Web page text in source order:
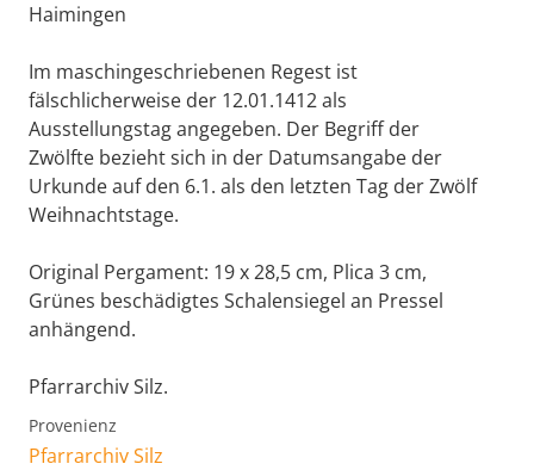
Haimingen
Im maschingeschriebenen Regest ist
fälschlicherweise der 12.01.1412 als
Ausstellungstag angegeben. Der Begriff der
Zwölfte bezieht sich in der Datumsangabe der
Urkunde auf den 6.1. als den letzten Tag der Zwölf
Weihnachtstage.
Original Pergament: 19 x 28,5 cm, Plica 3 cm,
Grünes beschädigtes Schalensiegel an Pressel
anhängend.
Pfarrarchiv Silz.
Provenienz
Pfarrarchiv Silz